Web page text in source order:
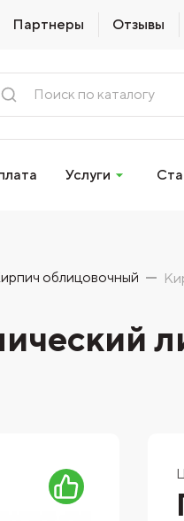
Партнеры Отзывы
Услуги
облицовочный